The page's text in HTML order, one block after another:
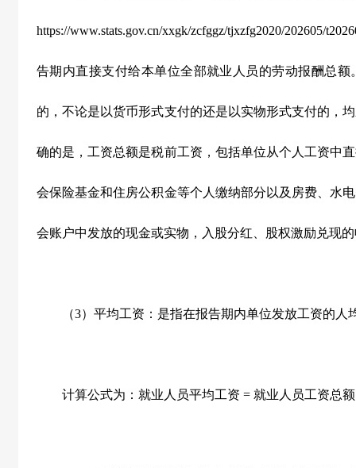
https://www.stats.gov.cn/xxgk/zcfggz/tjxzfg2020/202605/
告期内直接支付给本单位全部就业人员的劳动报酬总
的，不论是以货币形式支付的还是以实物形式支付的，
确的是，工资总额是税前工资，包括单位从个人工资中
会保险基金和住房公积金等个人缴纳部分以及房费、水
会账户中发放的现金或实物，入股分红、股权激励兑现
（3）平均工资：是指在报告期内单位发放工资的人
计算公式为：就业人员平均工资 = 就业人员工资总